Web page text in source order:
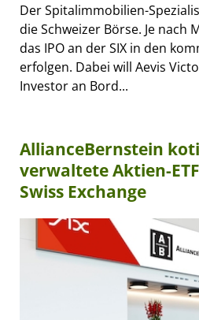
Der Spitalimmobilien-
die Schweizer Börse. Je nach
das IPO an der SIX in den
erfolgen. Dabei will Aevis
Investor an Bord...
AllianceBernstein
verwaltete Aktien-
Swiss Exchange